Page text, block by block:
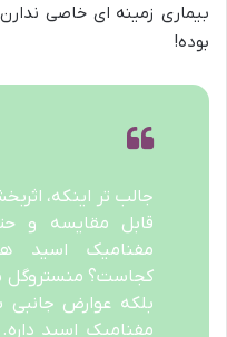
بیماری زمینه ای خاصی
بوده!
جالب تر اینکه،
قابل مقایسه و
مفنامیک اسید
کجاست؟ منستروگل
بلکه عوارض
مفنامیک اسید